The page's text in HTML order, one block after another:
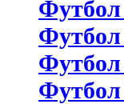
Футбол
Футбол
Футбол
Футбол